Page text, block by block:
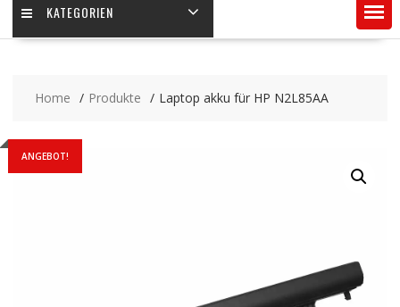
KATEGORIEN
Home Produkte Laptop akku für HP N2L85AA
ANGEBOT!